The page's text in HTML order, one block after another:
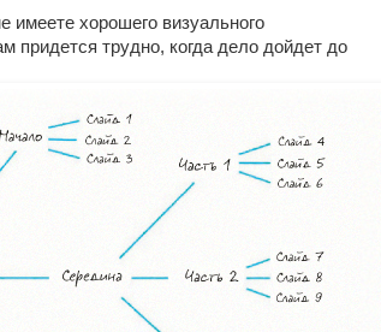
имеете хорошего визуального
придется трудно, когда дело дойдет до